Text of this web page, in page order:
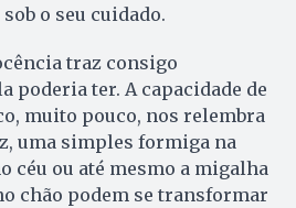
o seu cuidado.
traz consigo
poderia ter. A capacidade de
muito pouco, nos relembra
uma simples formiga na
céu ou até mesmo a migalha
chão podem se transformar